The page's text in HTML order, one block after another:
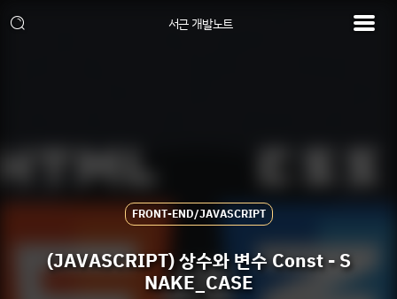
서근 개발노트
FRONT-END/JAVASCRIPT
(JAVASCRIPT) 상수와 변수 Const - S
NAKE_CASE